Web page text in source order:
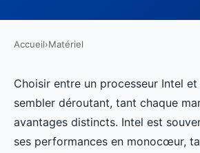
Accueil›Matériel
Choisir entre un processeur Intel
sembler déroutant, tant chaque
avantages distincts. Intel est
ses performances en monocœur,